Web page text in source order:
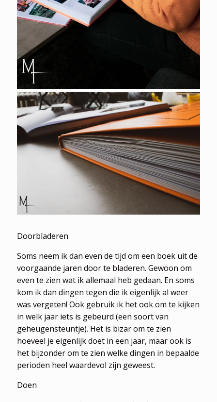
Doorbladeren
Soms neem ik dan even de tijd om een boek uit de
voorgaande jaren door te bladeren. Gewoon om
even te zien wat ik allemaal heb gedaan. En soms
kom ik dan dingen tegen die ik eigenlijk al weer
was vergeten! Ook gebruik ik het ook om te kijken
in welk jaar iets is gebeurd (een soort van
geheugensteuntje). Het is bizar om te zien
hoeveel je eigenlijk doet in een jaar, maar ook is
het bijzonder om te zien welke dingen in bepaalde
perioden heel waardevol zijn geweest.
Doen